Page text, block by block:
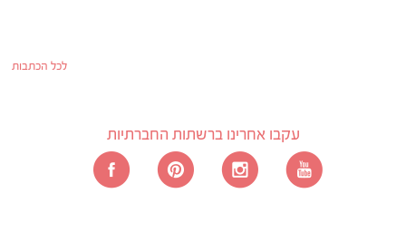
לכל הכתבות
עקבו אחרינו ברשתות החברתיות